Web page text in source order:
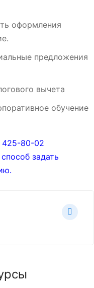
оформления
предложения
вычета
обучение
425-80-02‬‬
задать